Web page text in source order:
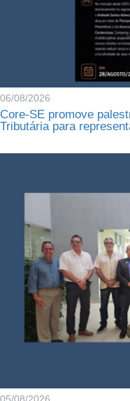
06/08/2026
Core-SE promove
Tributária para
05/08/2026